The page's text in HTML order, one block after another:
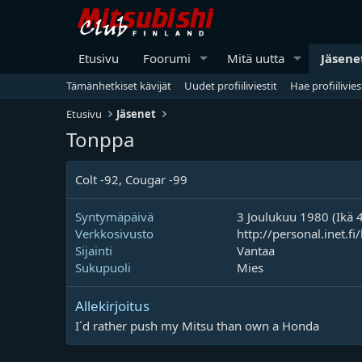
Etusivu Foorumi Mitä uutta
Tämänhetkiset kävijät Uudet profiiliviestit
Hae
Etusivu
Jäsenet
Tonppa
Colt -92, Cougar -99
Syntymäpäivä
3 Joulukuu 1980 (Ikä
Verkkosivusto
http://
Sijainti
Vantaa
Sukupuoli
Mies
Allekirjoitus
I´d rather push my Mitsu than own a Honda